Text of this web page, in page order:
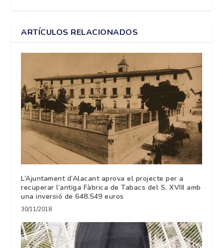
ARTÍCULOS RELACIONADOS
L’Ajuntament d’Alacant aprova el projecte per a
recuperar l’antiga Fàbrica de Tabacs del S. XVIII amb
una inversió de 648.549 euros
30/11/2018